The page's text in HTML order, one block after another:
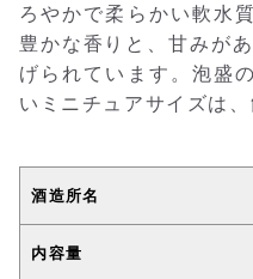
ろやかで柔らかい軟水
豊かな香りと、甘みが
げられています。泡盛
いミニチュアサイズは
酒造所名
内容量